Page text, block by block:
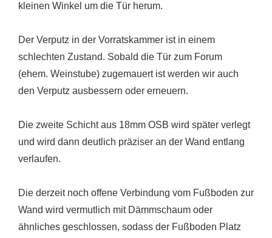
kleinen Winkel um die Tür herum.
Der Verputz in der Vorratskammer ist in einem
schlechten Zustand. Sobald die Tür zum Forum
(ehem. Weinstube) zugemauert ist werden wir auch
den Verputz ausbessern oder erneuern.
Die zweite Schicht aus 18mm OSB wird später verlegt
und wird dann deutlich präziser an der Wand entlang
verlaufen.
Die derzeit noch offene Verbindung vom Fußboden zur
Wand wird vermutlich mit Dämmschaum oder
ähnliches geschlossen, sodass der Fußboden Platz